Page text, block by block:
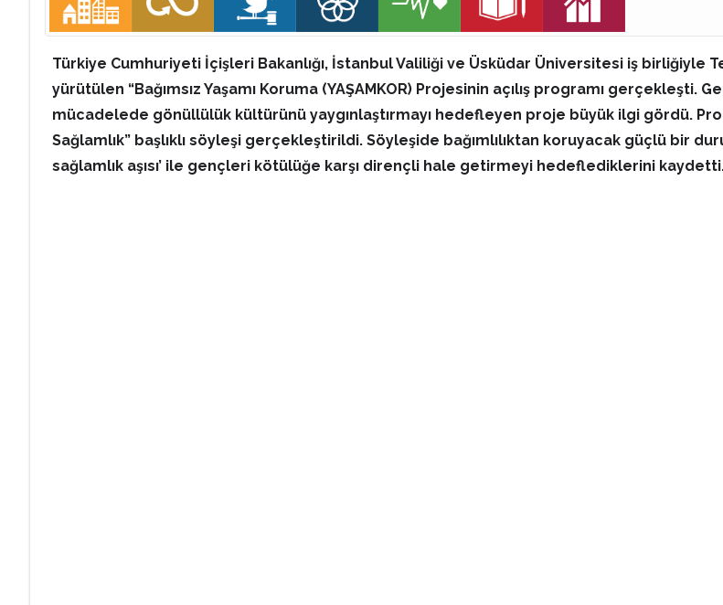
Türkiye Cumhuriyeti İçişleri Bakanlığı, İstanbul Valiliği ve Üsküdar Üniversitesi iş birliğiyle
yürütülen “Bağımsız Yaşamı Koruma (YAŞAMKOR) Projesinin açılış programı gerçekleşti.
mücadelede gönüllülük kültürünü yaygınlaştırmayı hedefleyen proje büyük ilgi gördü.
Sağlamlık” başlıklı söyleşi gerçekleştirildi. Söyleşide bağımlılıktan koruyacak güçlü bir
sağlamlık aşısı’ ile gençleri kötülüğe karşı dirençli hale getirmeyi hedeflediklerini